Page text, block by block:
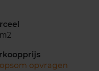
opvragen